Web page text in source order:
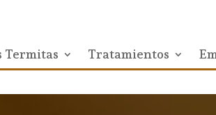
Termitas Tratamientos